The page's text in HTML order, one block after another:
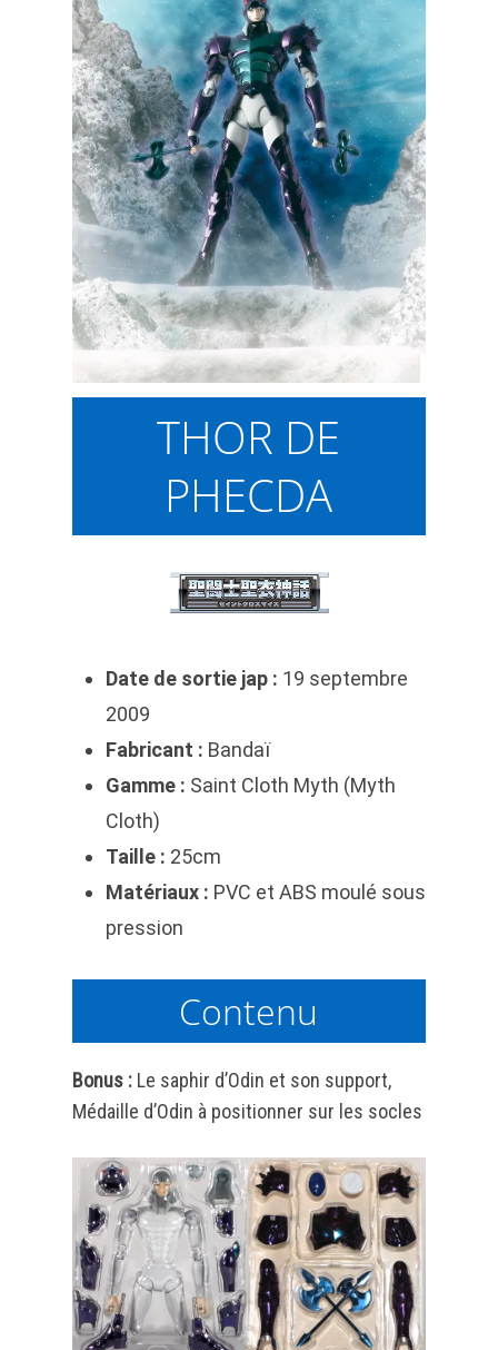
THOR DE
PHECDA
Date de sortie jap : 19 septembre
2009
Fabricant : Bandaï
Gamme : Saint Cloth Myth (Myth
Cloth)
Taille : 25cm
Matériaux : PVC et ABS moulé sous
pression
Contenu
Bonus :Le saphir d’Odin et son support,
Médaille d’Odin à positionner sur les socles